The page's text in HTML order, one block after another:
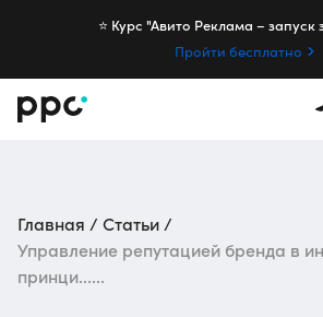
⭐️ Курс "Авито Реклама – запуск
Пройти бесплатно
Главная
Статьи
Управление репутацией бренда в
принци......